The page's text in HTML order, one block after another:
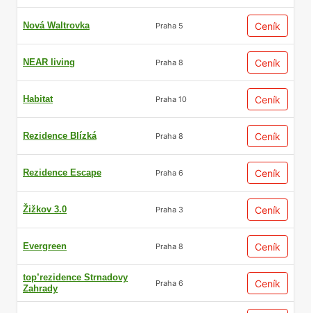
developera, tak i míru rizika pro kupujícího.
kompenzován atraktivnější cenou, která
může představovat úsporu v řádu statisíců v
závislosti na velikosti a lokalitě nemovitosti.
Možnost ovlivnit finální
podobu bytu
Jeden z největších benefitů včasného
Nová Waltrovka Praha 5 Ceník
NEAR living Praha 8 Ceník
Habitat Praha 10 Ceník
Rezidence Blízká Praha 8 Ceník
Rezidence Escape Praha 6 Ceník
Žižkov 3.0 Praha 3 Ceník
Evergreen Praha 8 Ceník
top’rezidence Strnadovy
Zahrady
Praha 6 Ceník